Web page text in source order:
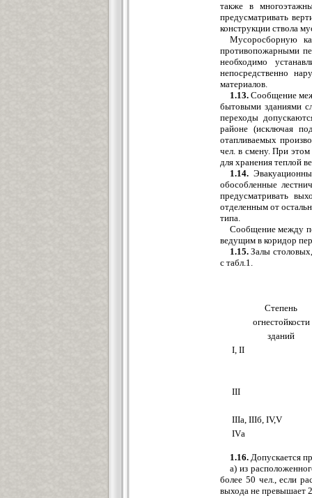
также в
предусматривать
конструкции ствола
Мусоросборную
противопожарными
необходимо
непосредственно
материалов.
1.13. Сообщение
бытовыми зданиями
переходы
районе (исключая
отапливаемых
чел. в смену. При
для хранения теплой
1.14.
обособленные
предусматривать
отделенным от
типа.
Сообщение между
ведущим в коридор
1.15. Залы
с табл.1.
Степень
огнестойкости
зданий
I, II
III
IIIа, IIIб, IV,V
IVа
1.16. Допускается
а) из
более 50 чел., если
выхода не превышает